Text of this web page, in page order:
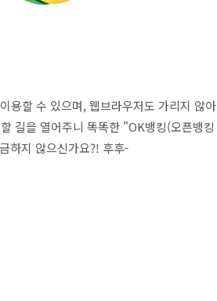
용할 수 있으며, 웹브라우저도 가리지 않아
길을 열어주니 똑똑한 "OK뱅킹(오픈뱅킹
하지 않으신가요?! 후후-